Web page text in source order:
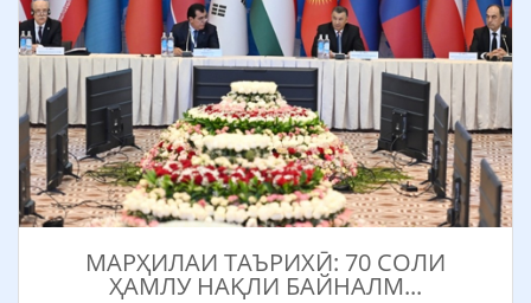
МАРҲИЛАИ ТАЪРИХӢ: 70 СОЛИ
ҲАМЛУ НАҚЛИ БАЙНАЛМ...